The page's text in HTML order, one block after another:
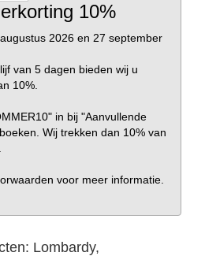
10%
2026 en 27 september
van 5 dagen bieden wij u
10%.
in bij "Aanvullende
Wij trekken dan 10% van
voor meer informatie.
Lombardy,